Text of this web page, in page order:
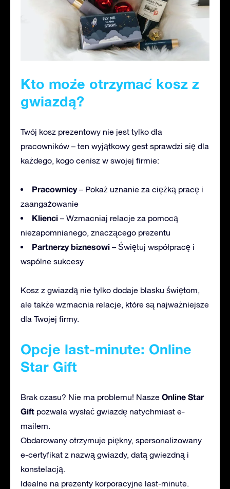
Kto może otrzymać kosz z
gwiazdą?
Twój kosz prezentowy nie jest tylko dla
pracowników – ten wyjątkowy gest sprawdzi się dla
każdego, kogo cenisz w swojej firmie:
Pracownicy– Pokaż uznanie za ciężką pracę i
zaangażowanie
Klienci – Wzmacniaj relacje za pomocą
niezapomnianego, znaczącego prezentu
Partnerzy biznesowi – Świętuj współpracę i
wspólne sukcesy
Kosz z gwiazdą nie tylko dodaje blasku świętom,
ale także wzmacnia relacje, które są najważniejsze
dla Twojej firmy.
Opcje last-minute: Online
Star Gift
Brak czasu? Nie ma problemu! Nasze Online Star
Gift pozwala wysłać gwiazdę natychmiast e-
mailem.
Obdarowany otrzymuje piękny, spersonalizowany
e-certyfikat z nazwą gwiazdy, datą gwiezdną i
konstelacją.
Idealne na prezenty korporacyjne last-minute.